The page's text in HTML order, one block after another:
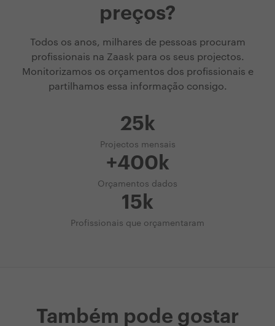
preços?
Todos os anos, milhares de pessoas procuram
profissionais na Zaask para os seus projectos.
Monitorizamos os orçamentos dos profissionais e
partilhamos essa informação consigo.
25k
Projectos mensais
+400k
Orçamentos dados
15k
Profissionais que orçamentaram
Também pode gostar